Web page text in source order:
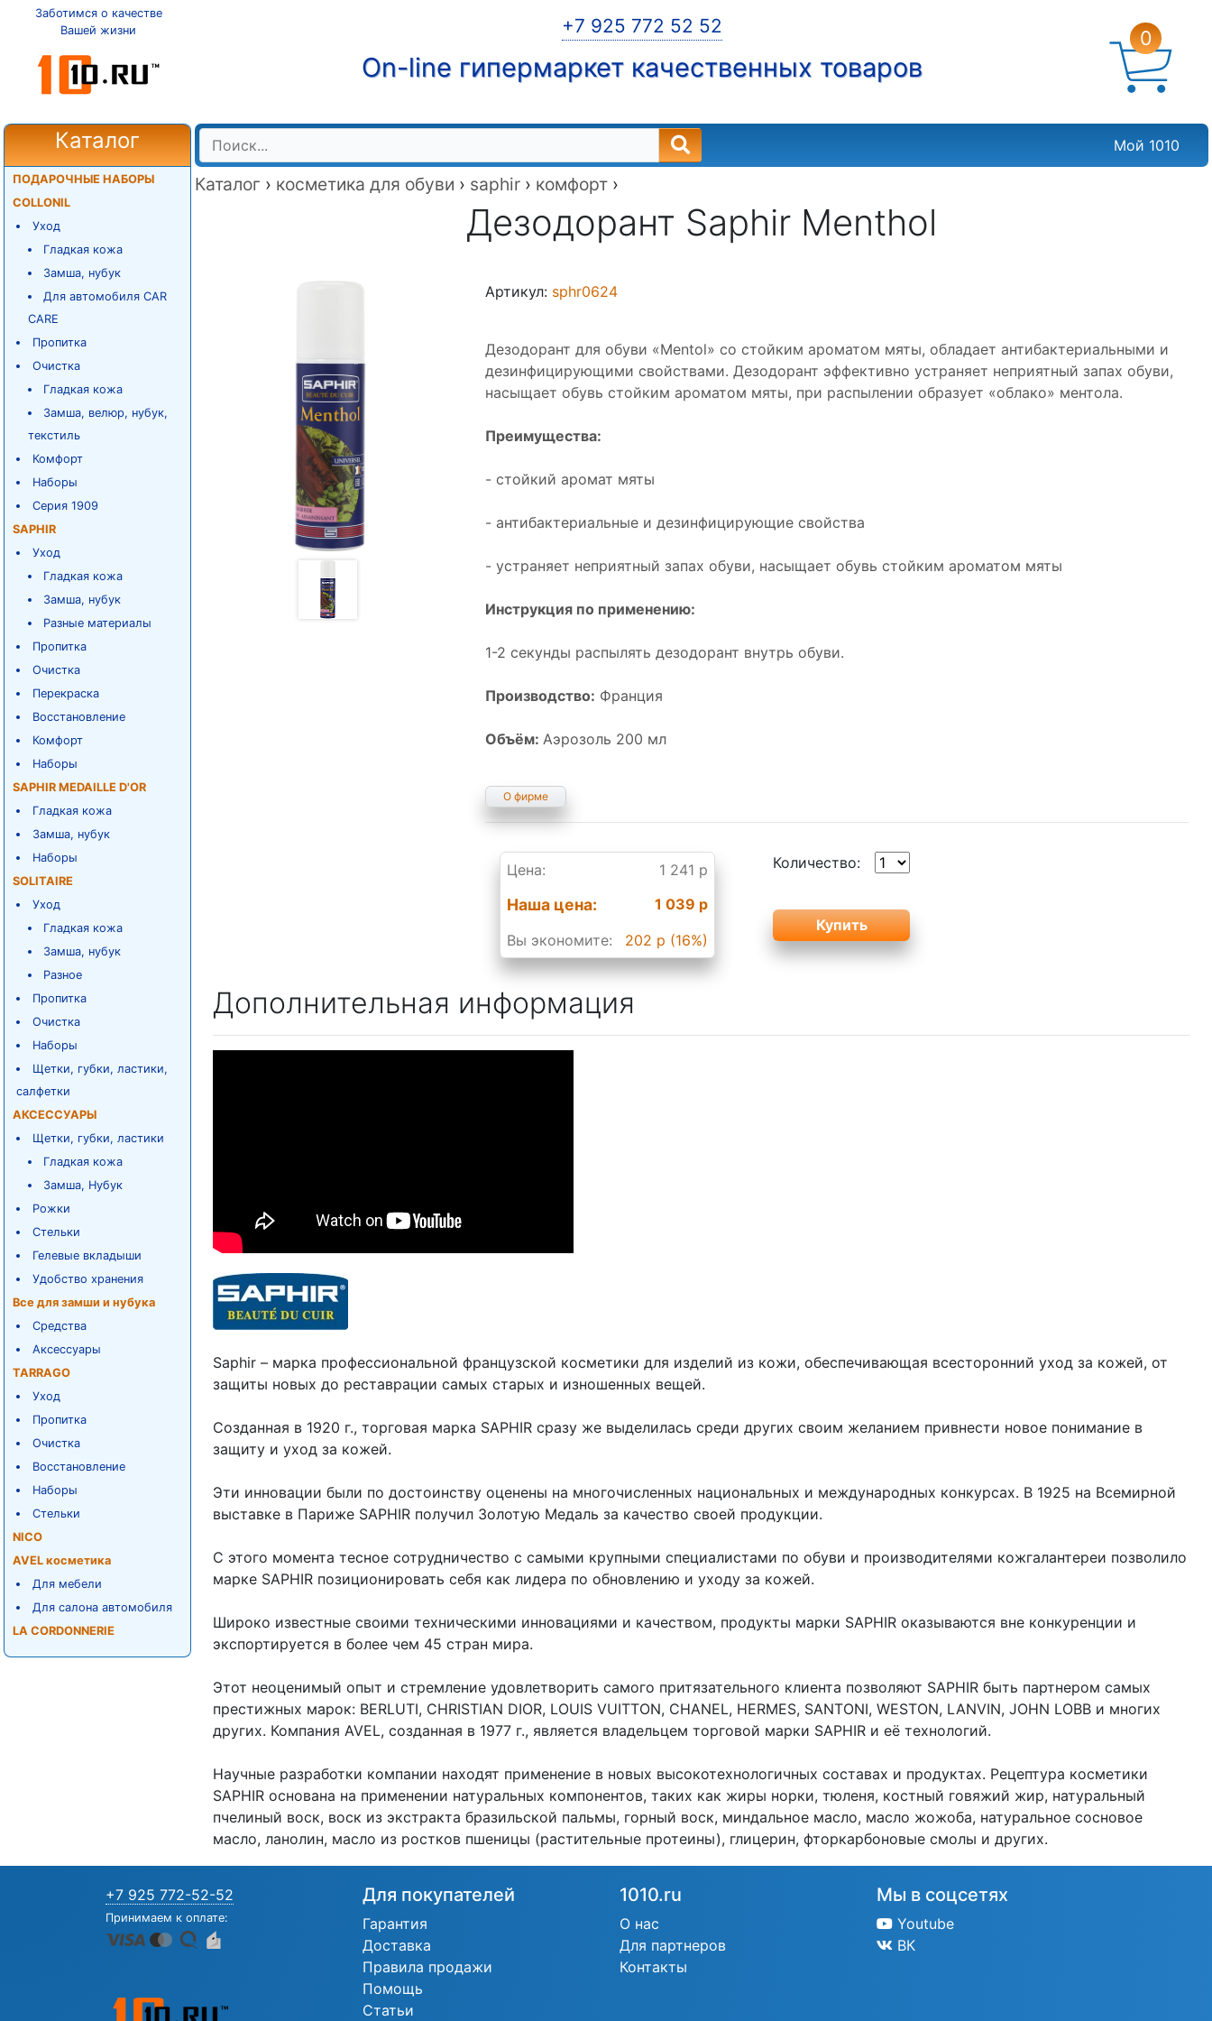
Заботимся о качестве
Вашей жизни
+7 925 772 52 52
On-line гипермаркет качественных товаров
0
Каталог
ПОДАРОЧНЫЕ НАБОРЫ
COLLONIL
Уход
Гладкая кожа
Замша, нубук
Для автомобиля CAR
CARE
Пропитка
Очистка
Гладкая кожа
Замша, велюр, нубук,
текстиль
Комфорт
Наборы
Серия 1909
SAPHIR
Уход
Гладкая кожа
Замша, нубук
Разные материалы
Пропитка
Очистка
Перекраска
Восстановление
Комфорт
Наборы
SAPHIR MEDAILLE D'OR
Гладкая кожа
Замша, нубук
Наборы
SOLITAIRE
Уход
Гладкая кожа
Замша, нубук
Разное
Пропитка
Очистка
Наборы
Щетки, губки, ластики,
салфетки
АКСЕССУАРЫ
Щетки, губки, ластики
Гладкая кожа
Замша, Нубук
Рожки
Стельки
Гелевые вкладыши
Удобство хранения
Все для замши и нубука
Средства
Аксессуары
TARRAGO
Уход
Пропитка
Очистка
Восстановление
Наборы
Стельки
NICO
AVEL косметика
Для мебели
Для салона автомобиля
LA CORDONNERIE
Мой 1010
Каталог › косметика для обуви › saphir › комфорт ›
Дезодорант Saphir Menthol
Артикул: sphr0624
Дезодорант для обуви «Mentol» со стойким ароматом мяты, обладает антибактериальными и
дезинфицирующими свойствами. Дезодорант эффективно устраняет неприятный запах обуви,
насыщает обувь стойким ароматом мяты, при распылении образует «облако» ментола.
Преимущества:
- стойкий аромат мяты
- антибактериальные и дезинфицирующие свойства
- устраняет неприятный запах обуви, насыщает обувь стойким ароматом мяты
Инструкция по применению:
1-2 секунды распылять дезодорант внутрь обуви.
Производство: Франция
Объём:Аэрозоль 200 мл
О фирме
Цена: 1 241 р
Наша цена:
1 039 р
Вы экономите:
202 р (16%)
Количество:
Дополнительная информация
Saphir – марка профессиональной французской косметики для изделий из кожи, обеспечивающая всесторонний уход за кожей, от
защиты новых до реставрации самых старых и изношенных вещей.
Созданная в 1920 г., торговая марка SAPHIR сразу же выделилась среди других своим желанием привнести новое понимание в
защиту и уход за кожей.
Эти инновации были по достоинству оценены на многочисленных национальных и международных конкурсах. В 1925 на Всемирной
выставке в Париже SAPHIR получил Золотую Медаль за качество своей продукции.
С этого момента тесное сотрудничество с самыми крупными специалистами по обуви и производителями кожгалантереи позволило
марке SAPHIR позиционировать себя как лидера по обновлению и уходу за кожей.
Широко известные своими техническими инновациями и качеством, продукты марки SAPHIR оказываются вне конкуренции и
экспортируется в более чем 45 стран мира.
Этот неоценимый опыт и стремление удовлетворить самого притязательного клиента позволяют SAPHIR быть партнером самых
престижных марок: BERLUTI, CHRISTIAN DIOR, LOUIS VUITTON, CHANEL, HERMES, SANTONI, WESTON, LANVIN, JOHN LOBB и многих
других. Компания AVEL, созданная в 1977 г., является владельцем торговой марки SAPHIR и её технологий.
Научные разработки компании находят применение в новых высокотехнологичных составах и продуктах. Рецептура косметики
SAPHIR основана на применении натуральных компонентов, таких как жиры норки, тюленя, костный говяжий жир, натуральный
пчелиный воск, воск из экстракта бразильской пальмы, горный воск, миндальное масло, масло жожоба, натуральное сосновое
масло, ланолин, масло из ростков пшеницы (растительные протеины), глицерин, фторкарбоновые смолы и других.
+7 925 772-52-52
Принимаем к оплате:
Для покупателей
Гарантия
Доставка
Правила продажи
Помощь
Статьи
1010.ru
О нас
Для партнеров
Контакты
Мы в соцсетях
Youtube
ВК